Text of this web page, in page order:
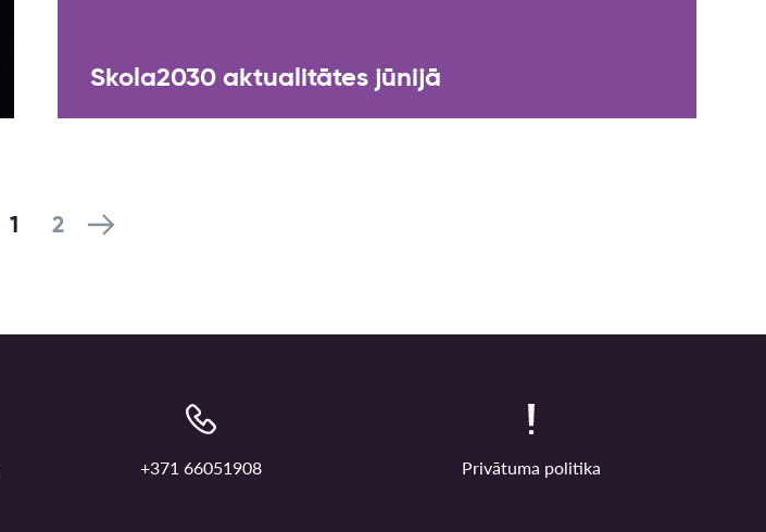
Skola2030 aktualitātes jūnijā
1 2
+371 66051908 Privātuma politika